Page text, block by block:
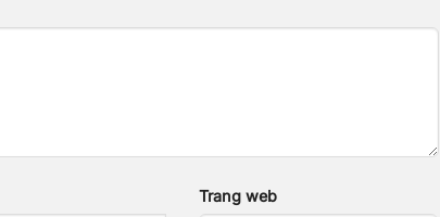
Trang web